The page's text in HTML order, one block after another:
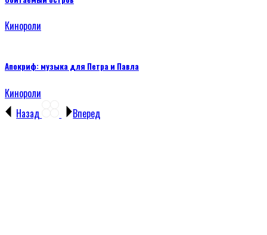
Кинороли
Апокриф: музыка для Петра и Павла
Кинороли
Назад
Вперед